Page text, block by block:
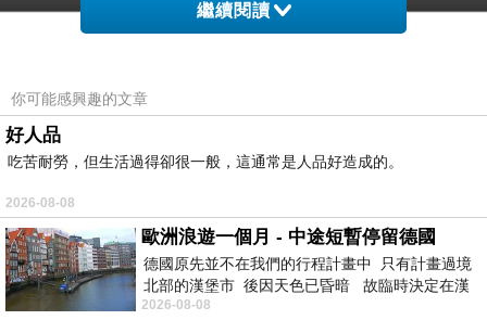
繼續閱讀
你可能感興趣的文章
好人品
吃苦耐勞，但生活過得卻很一般，這通常是人品好造成的。
2026-08-08
歐洲浪遊一個月 - 中途短暫停留德國
德國原先並不在我們的行程計畫中 只有計畫過境
北部的漢堡市 後因天色已昏暗 故臨時決定在漢
堡市吃晚餐和過夜
2026-08-08